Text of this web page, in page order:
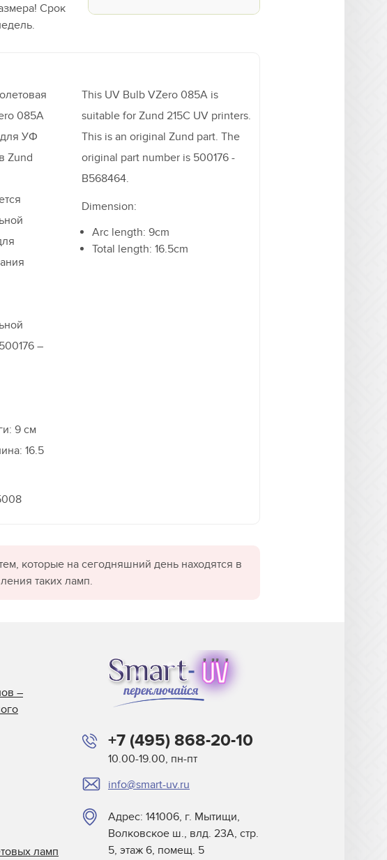
Срок
085A
для УФ
Zund
–
9 см
16.5
This UV Bulb VZero 085A is
suitable for Zund 215C UV printers.
This is an original Zund part. The
original part number is 500176 -
B568464.
Dimension:
Arc length: 9cm
Total length: 16.5cm
которые на сегодняшний день находятся в
таких ламп.
+7 (495) 868-20-10
10.00-19.00, пн-пт
info@smart-uv.ru
Адрес: 141006, г. Мытищи,
Волковское ш., влд. 23А, стр.
5, этаж 6, помещ. 5
–
ламп